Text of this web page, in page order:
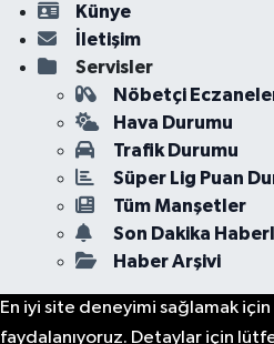
Künye
İletişim
Servisler
Nöbetçi
Hava Durumu
Trafik Durumu
Süper Lig Puan
Tüm Manşetler
Son Dakika
Haber Arşivi
En iyi site deneyimi sağlamak
faydalanıyoruz. Detaylar için